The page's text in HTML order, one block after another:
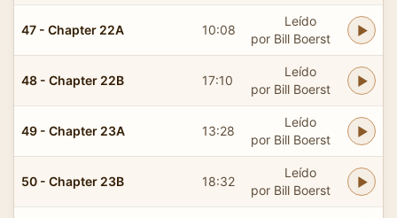
47 - Chapter 22A 10:08
Leído
por Bill Boerst
48 - Chapter 22B 17:10
Leído
por Bill Boerst
49 - Chapter 23A 13:28
Leído
por Bill Boerst
50 - Chapter 23B 18:32
Leído
por Bill Boerst